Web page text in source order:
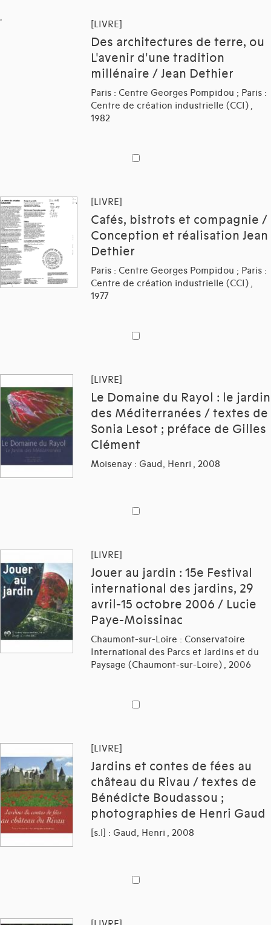
[LIVRE]
Des architectures de terre, ou
L'avenir d'une tradition
millénaire / Jean Dethier
Paris : Centre Georges Pompidou ; Paris :
Centre de création industrielle (CCI) ,
1982
[LIVRE]
Cafés, bistrots et compagnie /
Conception et réalisation Jean
Dethier
Paris : Centre Georges Pompidou ; Paris :
Centre de création industrielle (CCI) ,
1977
[LIVRE]
Le Domaine du Rayol : le jardin
des Méditerranées / textes de
Sonia Lesot ; préface de Gilles
Clément
Moisenay : Gaud, Henri , 2008
[LIVRE]
Jouer au jardin : 15e Festival
international des jardins, 29
avril-15 octobre 2006 / Lucie
Paye-Moissinac
Chaumont-sur-Loire : Conservatoire
International des Parcs et Jardins et du
Paysage (Chaumont-sur-Loire) , 2006
[LIVRE]
Jardins et contes de fées au
château du Rivau / textes de
Bénédicte Boudassou ;
photographies de Henri Gaud
[s.l] : Gaud, Henri , 2008